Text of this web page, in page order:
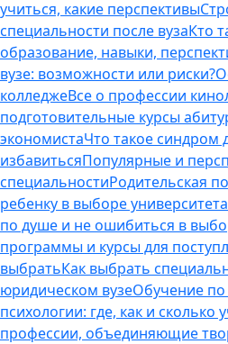
учиться, какие перспективы
специальности после вузаКто
образование, навыки,
вузе: возможности или риски?
колледжеВсе о профессии
подготовительные курсы
экономистаЧто такое синдром
избавитьсяПопулярные и
специальностиРодительская
ребенку в выборе университета
по душе и не ошибиться в
программы и курсы для
выбратьКак выбрать
юридическом вузеОбучение
психологии: где, как и сколько
профессии, объединяющие